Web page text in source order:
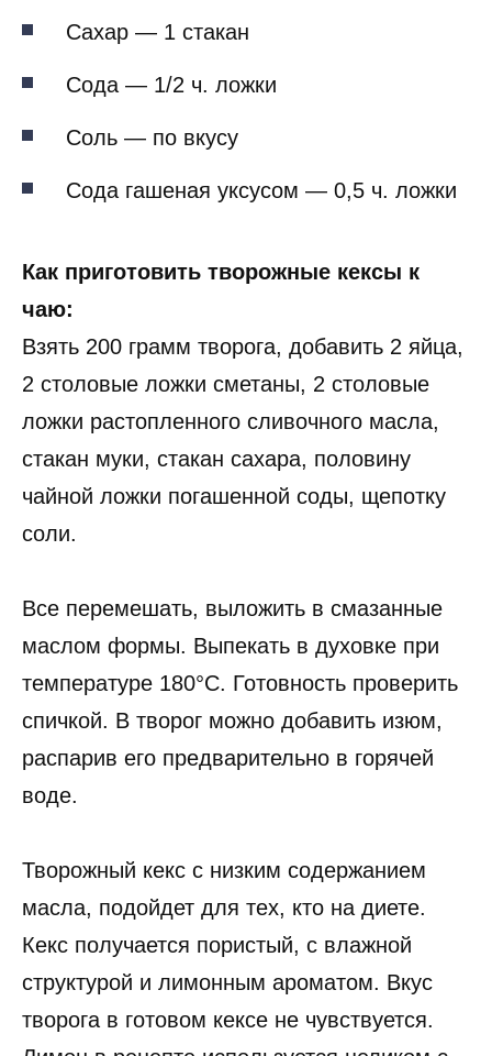
Сахар — 1 стакан
Сода — 1/2 ч. ложки
Соль — по вкусу
Сода гашеная уксусом — 0,5 ч. ложки
Как приготовить творожные кексы к
чаю:
Взять 200 грамм творога, добавить 2 яйца,
2 столовые ложки сметаны, 2 столовые
ложки растопленного сливочного масла,
стакан муки, стакан сахара, половину
чайной ложки погашенной соды, щепотку
соли.
Все перемешать, выложить в смазанные
маслом формы. Выпекать в духовке при
температуре 180°C. Готовность проверить
спичкой. В творог можно добавить изюм,
распарив его предварительно в горячей
воде.
Творожный кекс с низким содержанием
масла, подойдет для тех, кто на диете.
Кекс получается пористый, с влажной
структурой и лимонным ароматом. Вкус
творога в готовом кексе не чувствуется.